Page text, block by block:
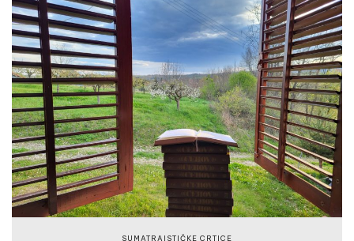
SUMATRAISTIČKE CRTICE